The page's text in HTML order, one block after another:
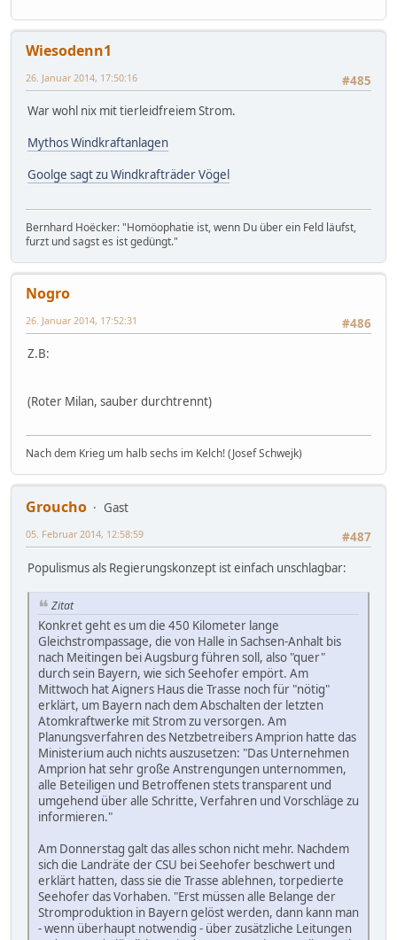
Wiesodenn1
#485
26. Januar 2014, 17:50:16
War wohl nix mit tierleidfreiem Strom.
Mythos Windkraftanlagen
Goolge sagt zu Windkrafträder Vögel
Bernhard Hoëcker: "Homöophatie ist, wenn Du über ein Feld läufst,
furzt und sagst es ist gedüngt."
Nogro
#486
26. Januar 2014, 17:52:31
Z.B:
(Roter Milan, sauber durchtrennt)
Nach dem Krieg um halb sechs im Kelch! (Josef Schwejk)
Groucho
Gast
#487
05. Februar 2014, 12:58:59
Populismus als Regierungskonzept ist einfach unschlagbar:
Zitat
Konkret geht es um die 450 Kilometer lange
Gleichstrompassage, die von Halle in Sachsen-Anhalt bis
nach Meitingen bei Augsburg führen soll, also "quer"
durch sein Bayern, wie sich Seehofer empört. Am
Mittwoch hat Aigners Haus die Trasse noch für "nötig"
erklärt, um Bayern nach dem Abschalten der letzten
Atomkraftwerke mit Strom zu versorgen. Am
Planungsverfahren des Netzbetreibers Amprion hatte das
Ministerium auch nichts auszusetzen: "Das Unternehmen
Amprion hat sehr große Anstrengungen unternommen,
alle Beteiligen und Betroffenen stets transparent und
umgehend über alle Schritte, Verfahren und Vorschläge zu
informieren."
Am Donnerstag galt das alles schon nicht mehr. Nachdem
sich die Landräte der CSU bei Seehofer beschwert und
erklärt hatten, dass sie die Trasse ablehnen, torpedierte
Seehofer das Vorhaben. "Erst müssen alle Belange der
Stromproduktion in Bayern gelöst werden, dann kann man
- wenn überhaupt notwendig - über zusätzliche Leitungen